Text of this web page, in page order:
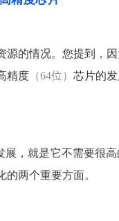
的情况。您提到，
精度 （64位） 芯片的
， 就是它不需要很
两个重要方面。